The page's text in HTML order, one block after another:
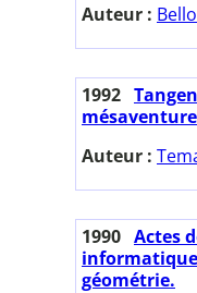
Auteur :
1992
Auteur :
1990 Actes
géométrie.